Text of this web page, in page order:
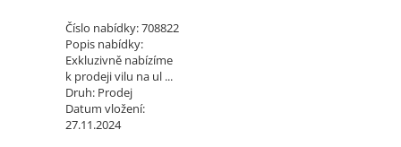
Číslo nabídky:708822
Popis nabídky:
Exkluzivně nabízíme
k prodeji vilu na ul ...
Druh: Prodej
Datum vložení:
27.11.2024